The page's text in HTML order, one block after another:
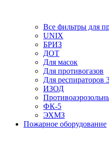
Все фильтры для
UNIX
БРИЗ
ДОТ
Для масок
Для противогазов
Для респираторов
ИЗОД
ФК-5
ЭХМЗ
Пожарное оборудование